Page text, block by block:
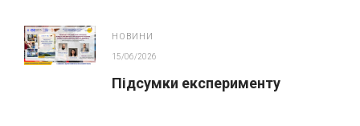
НОВИНИ
15/06/2026
Підсумки експерименту